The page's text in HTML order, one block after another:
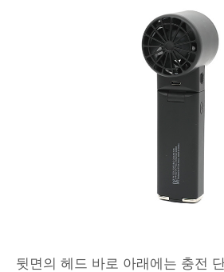
뒷면의 헤드 바로 아래에는 충전